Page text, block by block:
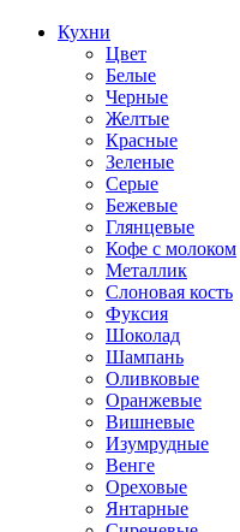
Кухни
Цвет
Белые
Черные
Желтые
Красные
Зеленые
Серые
Бежевые
Глянцевые
Кофе с молоком
Металлик
Слоновая кость
Фуксия
Шоколад
Шампань
Оливковые
Оранжевые
Вишневые
Изумрудные
Венге
Ореховые
Янтарные